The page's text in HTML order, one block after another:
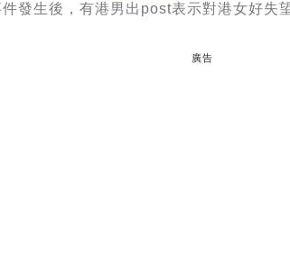
件發生後，有港男出post表示對港女好失
廣告